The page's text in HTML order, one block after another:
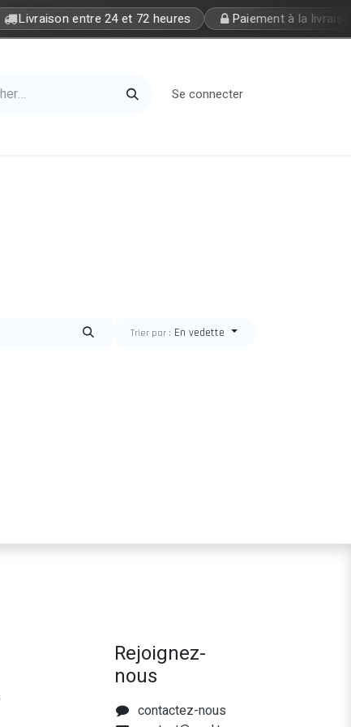
Livraison entre 24 et 72 heures Paiement à la
Se connecter
Trier par : En vedette
Rejoignez-
nous
contactez-nous